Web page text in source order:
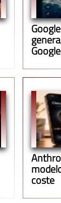
coste